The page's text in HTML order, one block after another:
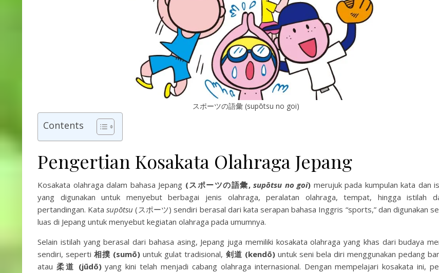
スポーツの語彙 (supōtsu no goi)
Contents
Pengertian Kosakata Olahraga Jepang
Kosakata olahraga dalam bahasa Jepang (スポーツの語彙, supōtsu no goi) merujuk pada kumpulan kata dan
yang digunakan untuk menyebut berbagai jenis olahraga, peralatan olahraga, tempat, hingga istilah
pertandingan. Katasupōtsu (スポーツ) sendiri berasal dari kata serapan bahasa Inggris “sports,” dan digunakan
luas di Jepang untuk menyebut kegiatan olahraga pada umumnya.
Selain istilah yang berasal dari bahasa asing, Jepang juga memiliki kosakata olahraga yang khas dari budaya
sendiri, seperti相撲 (sumō) untuk gulat tradisional, 剣道 (kendō)untuk seni bela diri menggunakan pedang
atau 柔道 (jūdō)yang kini telah menjadi cabang olahraga internasional. Dengan mempelajari kosakata ini,